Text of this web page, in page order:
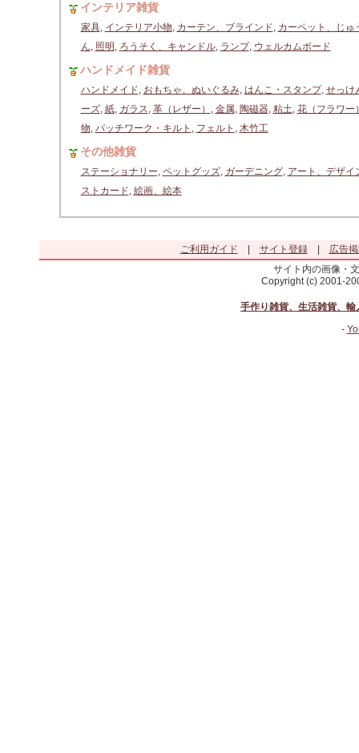
インテリア雑貨
家具, インテリア小物, カーテン、ブラインド, カーペット、じゅ
ん, 照明 , ろうそく、キャンドル, ランプ, ウェルカムボード
ハンドメイド雑貨
ハンドメイド, おもちゃ、ぬいぐるみ, はんこ・スタンプ, せっけ
ーズ, 紙, ガラス, 革（レザー） , 金属, 陶磁器, 粘土, 花（フラワー
物, パッチワーク・キルト , フェルト , 木竹工
その他雑貨
ステーショナリー, ペットグッズ, ガーデニング, アート、デザイ
ストカード, 絵画、絵本
ご利用ガイド サイト登録|
広告
サイト内の画像・
Copyright (c) 2001-
手作り雑貨、生活雑貨、
-